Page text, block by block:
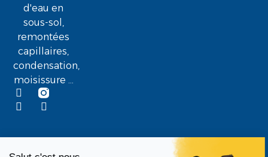
d'eau en
sous-sol,
remontées
capillaires,
condensation,
moisissure ...